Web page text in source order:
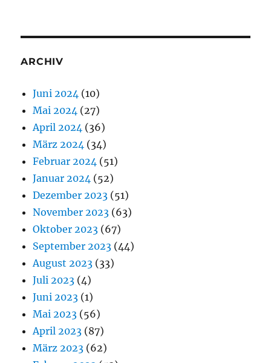
ARCHIV
Juni 2024 (10)
Mai 2024 (27)
April 2024 (36)
März 2024 (34)
Februar 2024 (51)
Januar 2024 (52)
Dezember 2023 (51)
November 2023 (63)
Oktober 2023 (67)
September 2023 (44)
August 2023 (33)
Juli 2023 (4)
Juni 2023 (1)
Mai 2023 (56)
April 2023 (87)
März 2023 (62)